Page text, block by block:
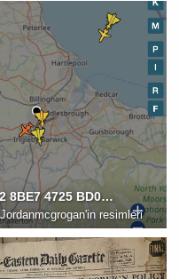
F2751882 8BE7 4725 BD0F C1AA0C67AE2B
Jordanmcgrogan'in resimleri